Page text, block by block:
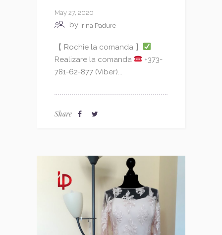
May 27, 2020
by Irina Padure
【 Rochie la comanda 】
Realizare la comanda
+373-
781-62-877 (Viber)...
Share